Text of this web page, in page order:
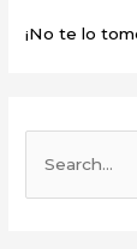
¡No te lo